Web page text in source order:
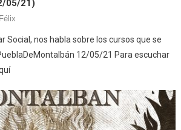
05/21)
Félix
Social, nos habla sobre los cursos que se
12/05/21 Para escuchar